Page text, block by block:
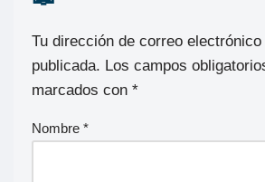
Tu dirección de correo
publicada. Los campos
marcados con *
Nombre *